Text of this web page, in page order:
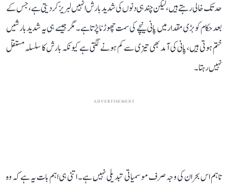
حد تک خالی رہتے ہیں، لیکن چند ہی دنوں کی شدید بارش انہیں لبریز کر دیتی ہے، جس کے
بعد حکام کو بڑی مقدار میں پانی نیچے کی سمت چھوڑنا پڑتا ہے۔ مگر جیسے ہی یہ شدید بارشیں
ختم ہوتی ہیں، پانی کی آمد بھی تیزی سے کم ہونے لگتی ہے کیونکہ بارش کا سلسلہ مستقل
نہیں رہتا۔
ADVERTISEMENT
تاہم اس بحران کی وجہ صرف موسمیاتی تبدیلی نہیں ہے۔ اتنی ہی اہم بات یہ ہے کہ وہ